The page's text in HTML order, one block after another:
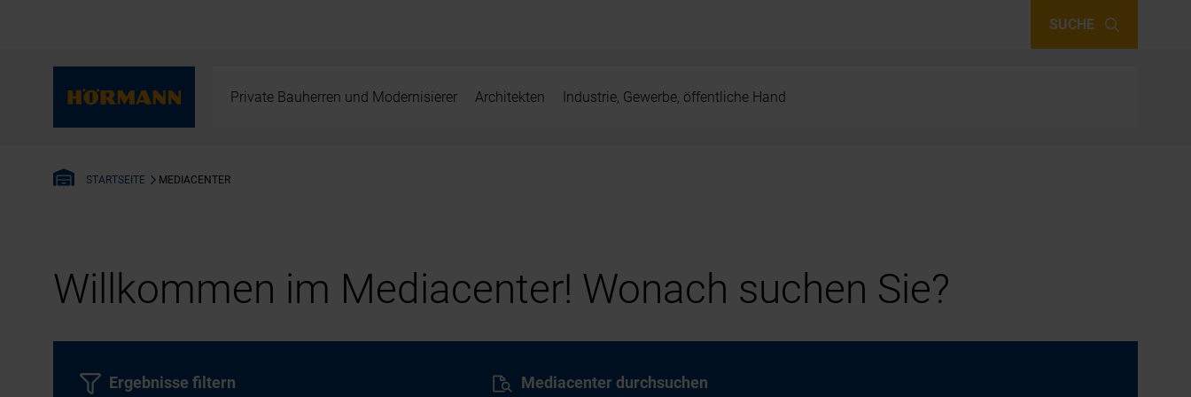
SUCHE
Private Bauherren und Modernisierer Architekten Industrie, Gewerbe, öffentliche Hand
STARTSEITE MEDIACENTER
Willkommen im Mediacenter! Wonach suchen Sie?
Mediacenter durchsuchen
Ergebnisse filtern